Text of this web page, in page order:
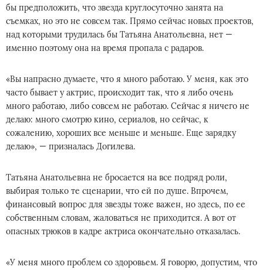
бы предположить, что звезда круглосуточно занята на
съемках, но это не совсем так. Прямо сейчас новых проектов,
над которыми трудилась бы Татьяна Анатольевна, нет —
именно поэтому она на время пропала с радаров.
«Вы напрасно думаете, что я много работаю. У меня, как это
часто бывает у актрис, происходит так, что я либо очень
много работаю, либо совсем не работаю. Сейчас я ничего не
делаю: много смотрю кино, сериалов, но сейчас, к
сожалению, хороших все меньше и меньше. Еще зарядку
делаю», — призналась Догилева.
Татьяна Анатольевна не бросается на все подряд роли,
выбирая только те сценарии, что ей по душе. Впрочем,
финансовый вопрос для звезды тоже важен, но здесь, по ее
собственным словам, жаловаться не приходится. А вот от
опасных трюков в кадре актриса окончательно отказалась.
«У меня много проблем со здоровьем. Я говорю, допустим, что